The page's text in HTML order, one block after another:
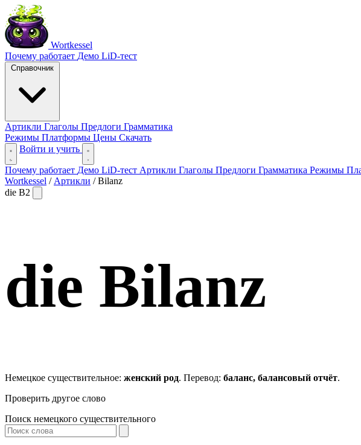
Wortkessel
Почему работает Демо LiD-тест
Справочник
Артикли Глаголы Предлоги Грамматика
Режимы Платформы Цены Скачать
Войти и учить
Почему работает Демо LiD-тест Артикли Глаголы Предлоги Грамматика Режимы
Wortkessel / Артикли / Bilanz
die B2
die Bilanz
Немецкое существительное: женский род. Перевод: баланс, балансовый отчёт.
Проверить другое слово
Поиск немецкого существительного